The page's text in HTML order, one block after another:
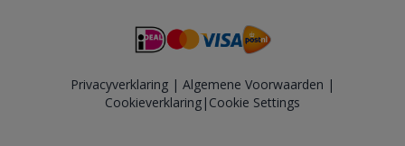
Privacyverklaring | Algemene Voorwaarden |
Cookieverklaring | Cookie Settings